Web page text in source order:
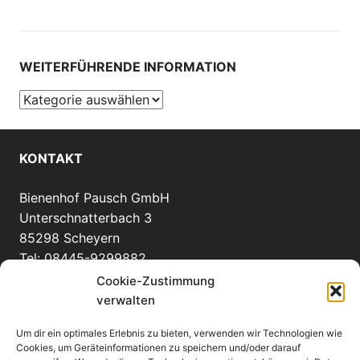
Cookie-Zustimmung
verwalten
Um dir ein optimales Erlebnis zu bieten, verwenden wir Technologien wie
Cookies, um Geräteinformationen zu speichern und/oder darauf
WEITERFÜHRENDE INFORMATION
Weiterführende
KONTAKT
Bienenhof Pausch GmbH
Unterschnatterbach 3
85298 Scheyern
Tel: 08445-9299882
info(at)bienenhof-pausch.de
WEITERE INFORMATIONEN